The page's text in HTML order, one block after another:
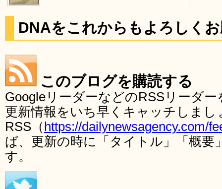
DNAをこれからもよろしく
このブログを購読する
GoogleリーダーなどのRSSリーダ
更新情報をいち早くキャッチしま
RSS（ https://dailynewsagency.com/
ば、更新の時に「タイトル」「概要
す。